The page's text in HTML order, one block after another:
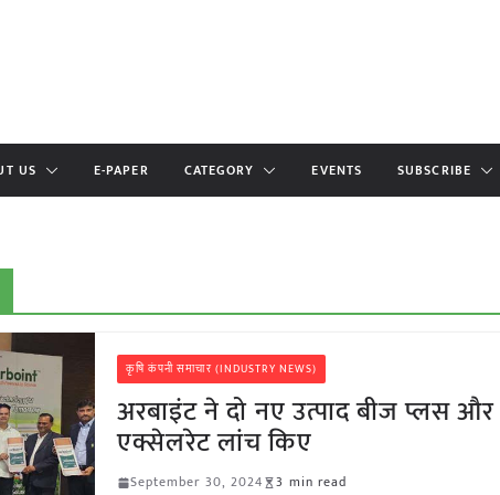
US E-PAPER CATEGORY EVENTS SUBSCRIBE
कृषि कंपनी समाचार (INDUSTRY NEWS)
अरबाइंट ने दो नए उत्पाद बीज प्लस और
एक्सेलरेट लांच किए
September 30, 2024
3 min read